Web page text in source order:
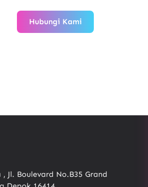
Hubungi Kami
Jl. Boulevard No.B35 Grand